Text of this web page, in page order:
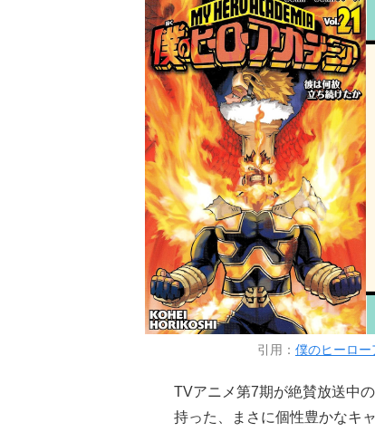
引用： 僕のヒーロー
TVアニメ第7期が絶賛放送中
持った、まさに個性豊かなキ